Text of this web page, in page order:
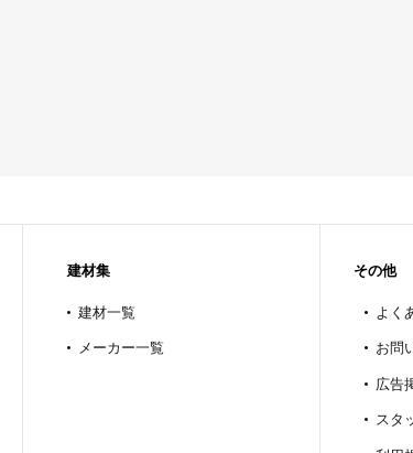
建材集
建材一覧
メーカー一覧
その他
よく
お問
広告
スタ